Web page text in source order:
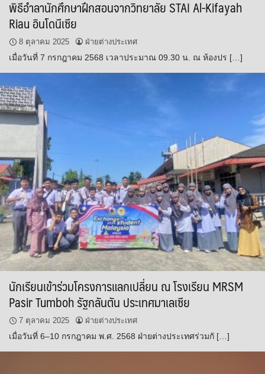
พิธีอำลานักศึกษาฝึกสอนจากวิทยาลัย STAI Al-Kifayah
Riau อินโดนีเซีย
8 ตุลาคม 2025 ฝ่ายต่างประเทศ
เมื่อวันที่ 7 กรกฎาคม 2568 เวลาประมาณ 09.30 น. ณ ห้องปร […]
นักเรียนเข้าร่วมโครงการแลกเปลี่ยน ณ โรงเรียน MRSM
Pasir Tumboh รัฐกลันตัน ประเทศมาเลเซีย
7 ตุลาคม 2025 ฝ่ายต่างประเทศ
เมื่อวันที่ 6–10 กรกฎาคม พ.ศ. 2568 ฝ่ายต่างประเทศร่วมกั […]